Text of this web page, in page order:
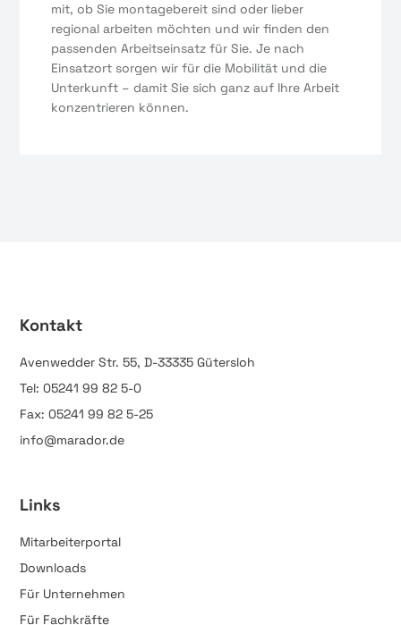
mit, ob Sie montagebereit sind oder lieber
regional arbeiten möchten und wir finden den
passenden Arbeitseinsatz für Sie. Je nach
Einsatzort sorgen wir für die Mobilität und die
Unterkunft – damit Sie sich ganz auf Ihre Arbeit
konzentrieren können.
Kontakt
Avenwedder Str. 55, D-33335 Gütersloh
Tel: 05241 99 82 5-0
Fax: 05241 99 82 5-25
info@marador.de
Links
Mitarbeiterportal
Downloads
Für Unternehmen
Für Fachkräfte